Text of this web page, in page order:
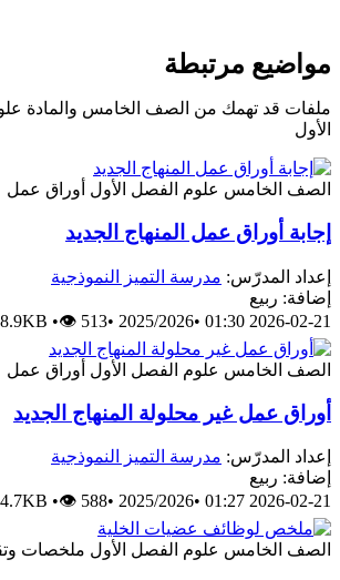
مواضيع مرتبطة
ملفات قد تهمك من الصف الخامس والمادة
الأول
الصف الخامس علوم الفصل الأول أوراق عمل
إجابة أوراق عمل المنهاج الجديد
إعداد المدرّس: مدرسة التميز النموذجية
إضافة: ربيع
2026-02-21 01:30
•
2025/2026
•
•👁 513
الصف الخامس علوم الفصل الأول أوراق عمل
أوراق عمل غير محلولة المنهاج الجديد
إعداد المدرّس: مدرسة التميز النموذجية
إضافة: ربيع
2026-02-21 01:27
•
2025/2026
•
•👁 588
الصف الخامس علوم الفصل الأول ملخصات